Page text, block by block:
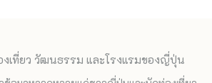
งเที่ยว วัฒนธรรม และโรงแรมของญี่ปุ่น